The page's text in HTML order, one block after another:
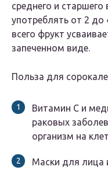
среднего и старшего
употреблять от 2
всего фрукт
запеченном виде.
Польза для
Витамин С и
раковых
организм на
Маски для лица